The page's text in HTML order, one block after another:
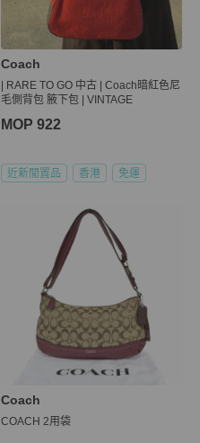
Coach
| RARE TO GO 中古 | Coach暗紅色尼
毛側背包 腋下包 | VINTAGE
MOP 922
近新閒置品 香港 免運
Coach
COACH 2用袋